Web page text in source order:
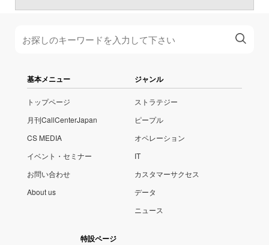
基本メニュー
トップページ
月刊CallCenterJapan
CS MEDIA
イベント・セミナー
お問い合わせ
About us
ジャンル
ストラテジー
ピープル
オペレーション
IT
カスタマーサクセス
データ
ニュース
特設ページ